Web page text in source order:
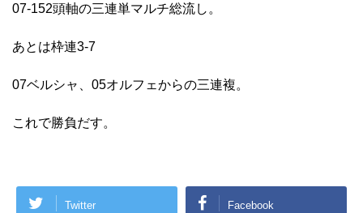
07-152頭軸の三連単マルチ総流し。
あとは枠連3-7
07ベルシャ、05オルフェからの三連複。
これで勝負だす。
Twitter Facebook